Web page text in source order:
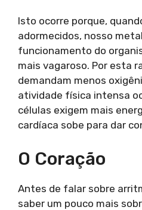
Isto ocorre porque,
adormecidos, nosso
funcionamento do
mais vagaroso. Por esta
demandam menos
atividade física intensa
células exigem mais
cardíaca sobe para dar
O Coração
Antes de falar sobre
saber um pouco mais